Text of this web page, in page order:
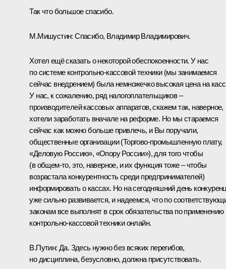
Так что большое спасибо.
М.Мишустин:Спасибо, Владимир Владимирович.
Хотел ещё сказать о некоторой обеспокоенности. У нас
по системе контрольно-кассовой техники (мы занимаемся
сейчас внедрением) была немножечко высокая цена на
У нас, к сожалению, ряд налогоплательщиков –
производителей кассовых аппаратов, скажем так, наверное,
хотели заработать вначале на реформе. Но мы стараемся
сейчас как можно больше привлечь, и Вы поручали,
общественные организации (Торгово-промышленную плату,
«Деловую Россию», «Опору России»), для того чтобы
(в общем-то, это, наверное, и их функция тоже – чтобы
возрастала конкурентность среди предпринимателей)
информировать о кассах. Но на сегодняшний день
уже сильно развивается, и надеемся, что по
законам все выполнят в срок обязательства по применению
контрольно-кассовой техники онлайн.
В.Путин: Да. Здесь нужно без всяких перегибов,
но дисциплина, безусловно, должна присутствовать.